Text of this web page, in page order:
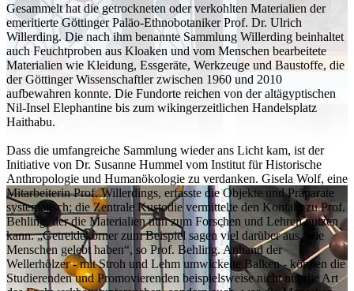
Gesammelt hat die getrockneten oder verkohlten Materialien der
emeritierte Göttinger Paläo-Ethnobotaniker Prof. Dr. Ulrich
Willerding. Die nach ihm benannte Sammlung Willerding beinhaltet
auch Feuchtproben aus Kloaken und vom Menschen bearbeitete
Materialien wie Kleidung, Essgeräte, Werkzeuge und Baustoffe, die
der Göttinger Wissenschaftler zwischen 1960 und 2010
aufbewahren konnte. Die Fundorte reichen von der altägyptischen
Nil-Insel Elephantine bis zum wikingerzeitlichen Handelsplatz
Haithabu.
Dass die umfangreiche Sammlung wieder ans Licht kam, ist der
Initiative von Dr. Susanne Hummel vom Institut für Historische
Anthropologie und Humanökologie zu verdanken. Gisela Wolf, eine
Mitarbeiterin Prof. Willerdings, erfasste die Objekte und Präparate
systematisch; die Zentrale Kustodie vermittelte den Kontakt zu Prof.
Behling, der die Materialien nun zum Forschen und Lehren nutzen
kann. „Getreidekörner zum Beispiel sagen viel darüber aus, wie
Menschen gelebt haben“, so Prof. Behling. Anhand der
Wellerhölzer - mit Stroh und Lehm umwickelte Balken - können die
Studierenden und Promovierenden beispielsweise nicht nur die Art